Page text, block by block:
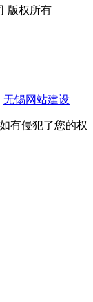
版权所有
无锡网站建设
有侵犯了您的权